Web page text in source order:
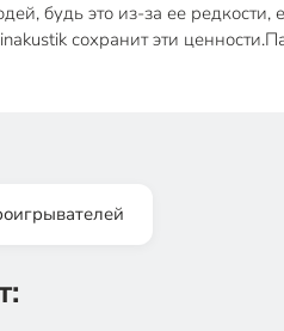
будь это из-за ее
сохранит эти